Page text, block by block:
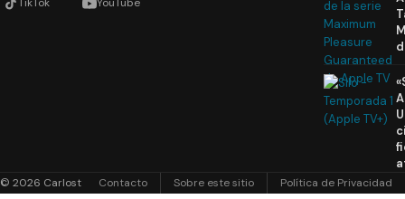
© 2026 Carlost Contacto Sobre este sitio Política de Privacidad